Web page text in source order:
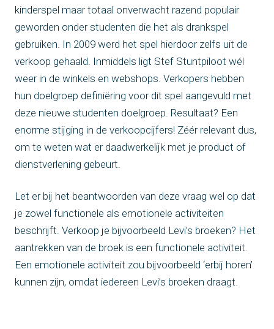
kinderspel maar totaal onverwacht razend populair
geworden onder studenten die het als drankspel
gebruiken. In 2009 werd het spel hierdoor zelfs uit de
verkoop gehaald. Inmiddels ligt Stef Stuntpiloot wél
weer in de winkels en webshops. Verkopers hebben
hun doelgroep definiëring voor dit spel aangevuld met
deze nieuwe studenten doelgroep. Resultaat? Een
enorme stijging in de verkoopcijfers! Zéér relevant dus,
om te weten wat er daadwerkelijk met je product of
dienstverlening gebeurt.
Let er bij het beantwoorden van deze vraag wel op dat
je zowel functionele als emotionele activiteiten
beschrijft. Verkoop je bijvoorbeeld Levi’s broeken? Het
aantrekken van de broek is een functionele activiteit.
Een emotionele activiteit zou bijvoorbeeld ‘erbij horen’
kunnen zijn, omdat iedereen Levi’s broeken draagt.